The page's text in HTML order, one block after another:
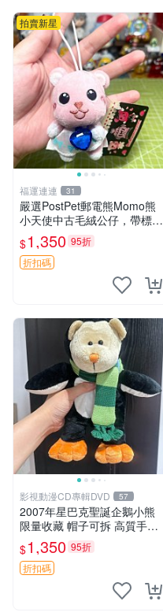
拍賣新星
福運連連 31
嚴選PostPet郵電熊Momo熊
小天使中古毛絨公仔，帶標牌
保存完好。絕版稀有少見收藏
品，微瑕可接受，狀態如圖。
所見即所得，毛絨精品嚴選推
$1,350 95折
折扣碼
影視動漫CD專輯DVD 57
2007年星巴克聖誕企鵝小熊
限量收藏 帽子可拆 高質手感
超愛 聖誕限定 星巴克企鵝 小
熊杯墊
$1,350 95折
折扣碼